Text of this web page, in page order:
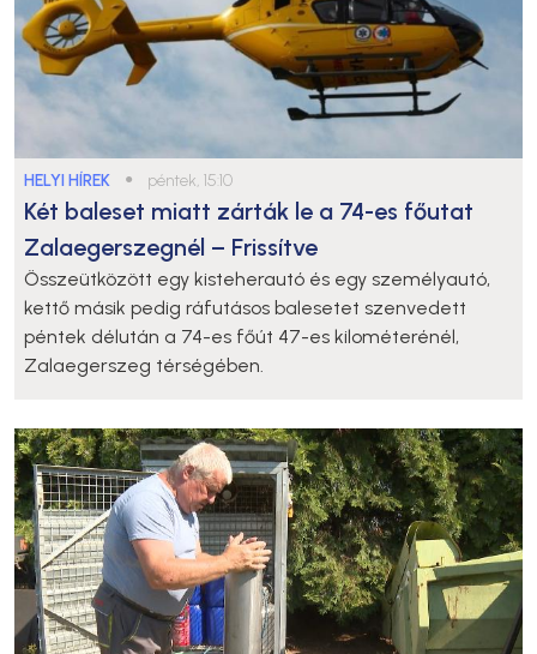
HELYI HÍREK ● péntek, 15:10
Két baleset miatt zárták le a 74-es főutat
Zalaegerszegnél – Frissítve
Összeütközött egy kisteherautó és egy személyautó,
kettő másik pedig ráfutásos balesetet szenvedett
péntek délután a 74-es főút 47-es kilométerénél,
Zalaegerszeg térségében.